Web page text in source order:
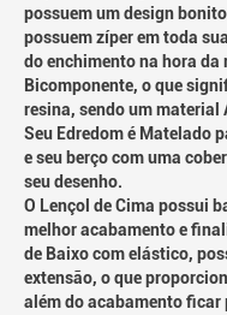
possuem um design
possuem zíper em toda
do enchimento na hora
Bicomponente, o que
resina, sendo um material
Seu Edredom é Matelado
e seu berço com uma
seu desenho.
O Lençol de Cima possui
melhor acabamento e
de Baixo com elástico,
extensão, o que
além do acabamento ficar